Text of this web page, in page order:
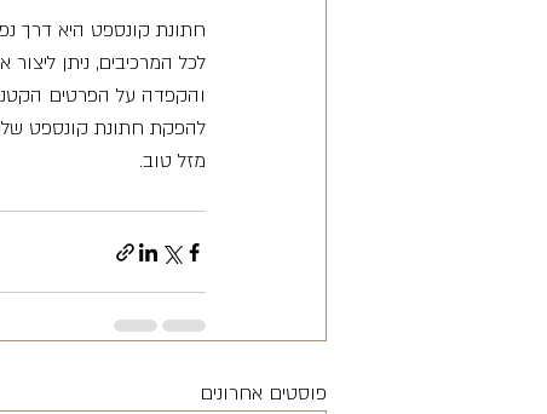
חתונת קונספט היא דרך
לכל המרכיבים, ניתן
והקפדה על הפרטים
להפקת חתונת קונספט
מזל טוב.
פוסטים אחרונים